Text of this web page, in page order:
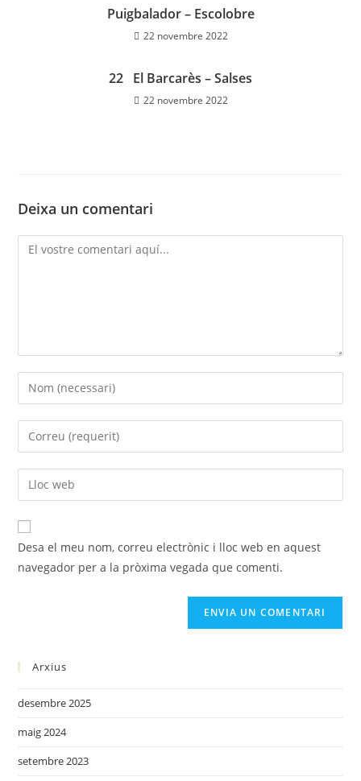
Puigbalador – Escolobre
22 novembre 2022
22 El Barcarès – Salses
22 novembre 2022
Deixa un comentari
Desa el meu nom, correu electrònic i lloc web en aquest
navegador per a la pròxima vegada que comenti.
Arxius
desembre 2025
maig 2024
setembre 2023